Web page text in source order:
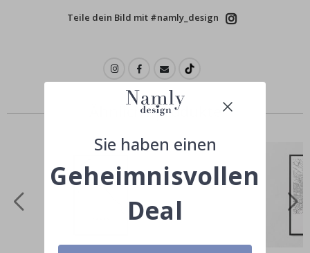
Teile dein Bild mit #namly_design
Ähnliche produkte
Sie haben einen
Geheimnisvollen
Deal